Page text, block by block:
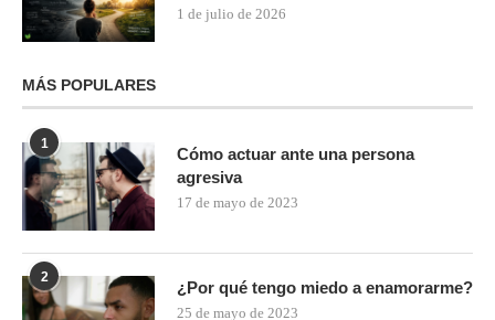
1 de julio de 2026
MÁS POPULARES
1
Cómo actuar ante una persona
agresiva
17 de mayo de 2023
2
¿Por qué tengo miedo a enamorarme?
25 de mayo de 2023